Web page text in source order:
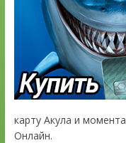
карту Акула и
Онлайн.